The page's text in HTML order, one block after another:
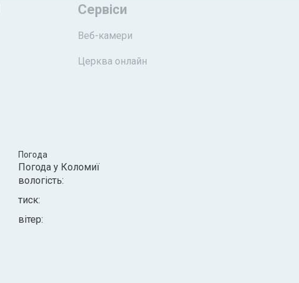
Сервіси
Веб-камери
Церква онлайн
Погода
Погода у Коломиї
вологість:
тиск:
вітер: